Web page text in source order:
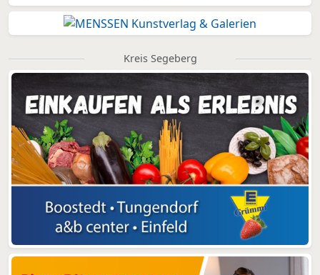
Kreis Segeberg